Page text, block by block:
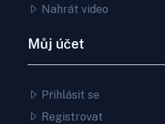
Nahrát video
Můj účet
Přihlásit se
Registrovat